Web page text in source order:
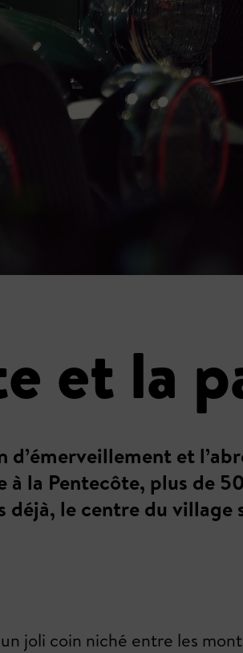
et la
d’émerveillement et
à la Pentecôte, plus de
le centre du village
joli coin niché entre les